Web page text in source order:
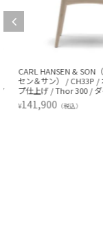
CARL HANSEN & SON（
セン＆サン） / CH33P /
プ仕上げ / Thor 300 / ダ
141,900（税込）